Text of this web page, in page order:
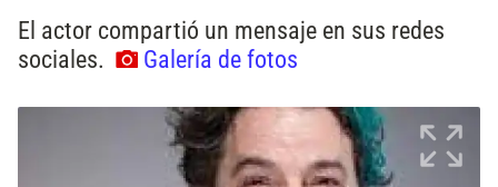
El actor compartió un mensaje en sus redes
sociales.
Galería de fotos